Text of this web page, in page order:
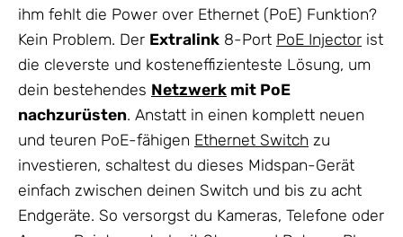
ihm fehlt die Power over Ethernet (PoE) Funktion?
Kein Problem. Der Extralink 8-Port PoE Injector ist
die cleverste und kosteneffizienteste Lösung, um
dein bestehendes Netzwerk mit PoE
nachzurüsten. Anstatt in einen komplett neuen
und teuren PoE-fähigen Ethernet Switch zu
investieren, schaltest du dieses Midspan-Gerät
einfach zwischen deinen Switch und bis zu acht
Endgeräte. So versorgst du Kameras, Telefone oder